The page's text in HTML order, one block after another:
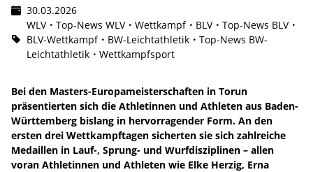
30.03.2026
WLV
Top-News WLV Wettkampf BLV
Top-News BLV
BLV-Wettkampf
BW-Leichtathletik
Top-News BW-
Leichtathletik
Wettkampfsport
Bei den Masters-Europameisterschaften in Torun
präsentierten sich die Athletinnen und Athleten aus Baden-
Württemberg bislang in hervorragender Form. An den
ersten drei Wettkampftagen sicherten sie sich zahlreiche
Medaillen in Lauf-, Sprung- und Wurfdisziplinen – allen
voran Athletinnen und Athleten wie Elke Herzig, Erna